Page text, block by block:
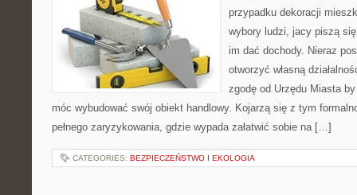
przypadku dekoracji
wybory ludzi, jacy piszą
im dać dochody. Nieraz
otworzyć własną
zgodę od Urzędu Miasta
móc wybudować swój obiekt handlowy. Kojarzą się z tym
pełnego zaryzykowania, gdzie wypada załatwić sobie na […]
CATEGORIES: BEZPIECZEŃSTWO I EKOLOGIA